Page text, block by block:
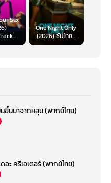
Sex
One Night Only
(2026) ซับไทย...
ขึ้นมาจากหลุม (พากย์ไทย)
อะ ครีเอเตอร์ (พากย์ไทย)